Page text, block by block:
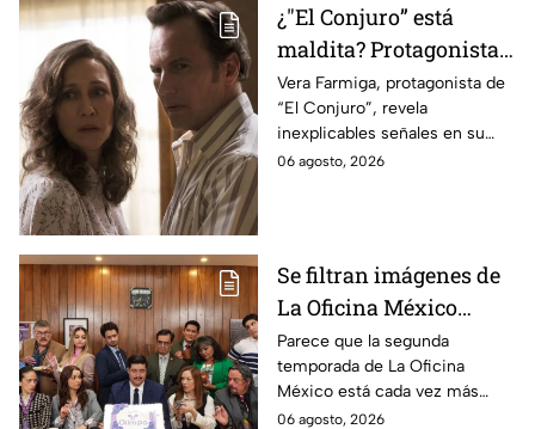
¿"El Conjuro” está
maldita? Protagonista
revela INQUIETANTES
señales en su cuerpo
durante la grabación de
la película
Vera Farmiga, protagonista de
“El Conjuro”, revela
inexplicables señales en su
cuerpo durante el rodaje de la
06 agosto, 2026
Se filtran imágenes de
La Oficina México
temporada 2 y un
detalle desata teorías
entre los fans
Parece que la segunda
temporada de La Oficina
México está cada vez más
cerca, pues el elenco ya se
06 agosto, 2026